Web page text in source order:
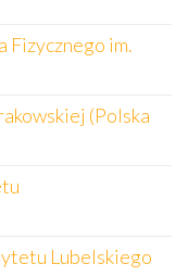
Fizycznego im.
(Polska
Lubelskiego